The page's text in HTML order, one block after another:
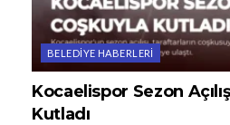
BELEDIYE HABERLERI
Kocaelispor Sezon
Kutladı